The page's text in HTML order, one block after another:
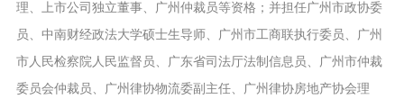
理、上市公司独立董事、广州仲裁员等资格；并担任广州市政协委
员、中南财经政法大学硕士生导师、广州市工商联执行委员、广州
市人民检察院人民监督员、广东省司法厅法制信息员、广州市仲裁
委员会仲裁员、广州律协物流委副主任、广州律协房地产协会理